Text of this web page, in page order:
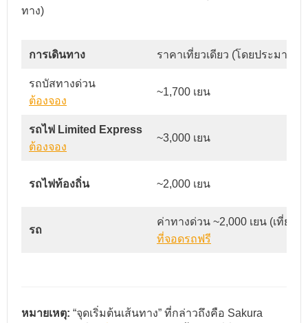
ทาง)
การเดินทาง ราคาเที่ยวเดียว (โดยประมาณ)
รถบัสทางด่วน
ต้องจอง
~1,700 เยน
รถไฟ Limited Express
ต้องจอง
~3,000 เยน
รถไฟท้องถิ่น ~2,000 เยน
รถ
ค่าทางด่วน ~2,000 เยน (เที่ยวเ
ที่จอดรถฟรี
หมายเหตุ: “จุดเริ่มต้นเส้นทาง” ที่กล่าวถึงคือ Sakura